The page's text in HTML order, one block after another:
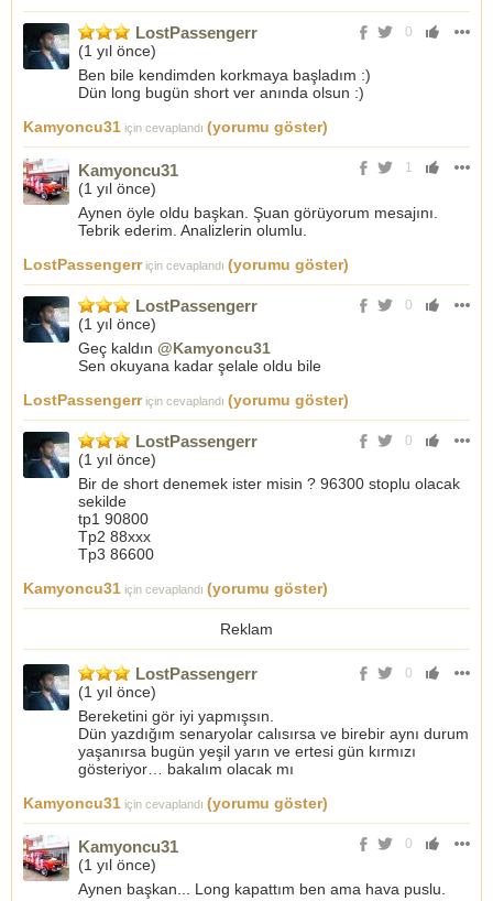
0
LostPassengerr
(1 yıl önce)
Ben bile kendimden korkmaya başladım :)
Dün long bugün short ver anında olsun :)
Kamyoncu31 için cevaplandı (yorumu göster)
1
Kamyoncu31
(1 yıl önce)
Aynen öyle oldu başkan. Şuan görüyorum mesajını.
Tebrik ederim. Analizlerin olumlu.
LostPassengerriçin cevaplandı (yorumu göster)
0
LostPassengerr
(1 yıl önce)
Geç kaldın @Kamyoncu31
Sen okuyana kadar şelale oldu bile
LostPassengerriçin cevaplandı (yorumu göster)
0
LostPassengerr
(1 yıl önce)
Bir de short denemek ister misin ? 96300 stoplu olacak
sekilde
tp1 90800
Tp2 88xxx
Tp3 86600
Kamyoncu31 için cevaplandı (yorumu göster)
Reklam
0
LostPassengerr
(1 yıl önce)
Bereketini gör iyi yapmışsın.
Dün yazdığım senaryolar calısırsa ve birebir aynı durum
yaşanırsa bugün yeşil yarın ve ertesi gün kırmızı
gösteriyor… bakalım olacak mı
Kamyoncu31 için cevaplandı (yorumu göster)
0
Kamyoncu31
(1 yıl önce)
Aynen başkan... Long kapattım ben ama hava puslu.